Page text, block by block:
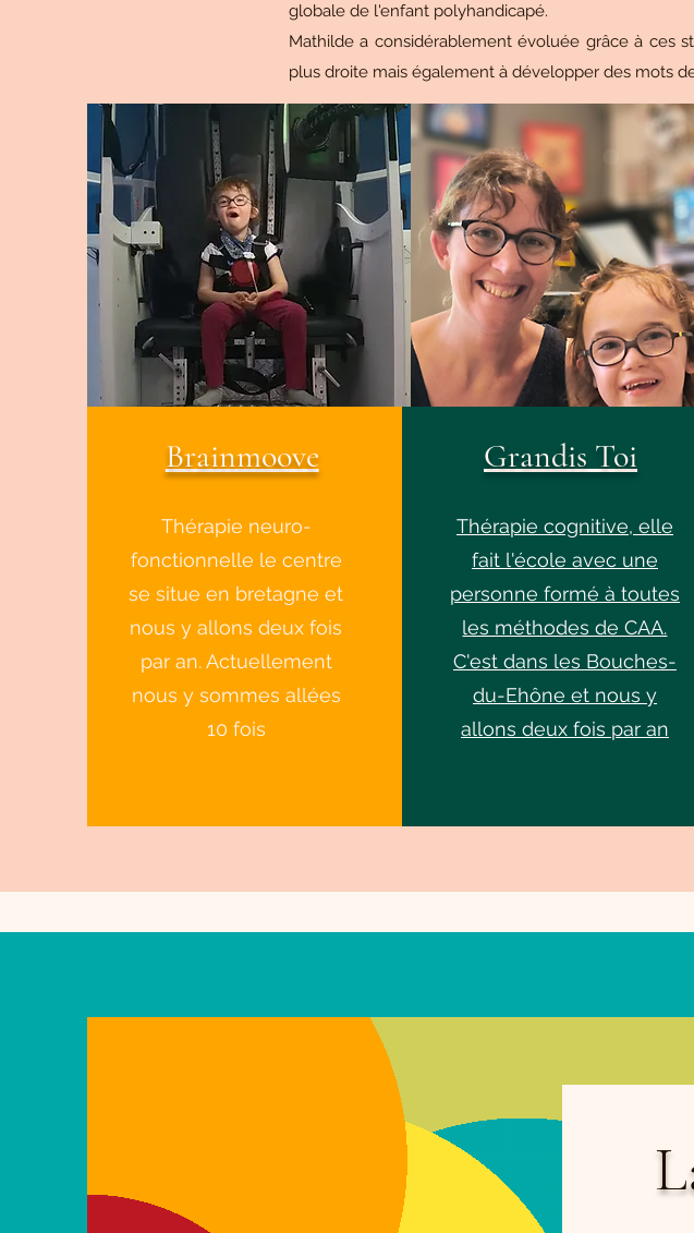
globale de l'enfant polyhandicapé.
Mathilde a considérablement évoluée grâce à ces
plus droite mais également à développer des mots
Brainmoove
Thérapie neuro-
fonctionnelle le centre
se situe en bretagne et
nous y allons deux fois
par an. Actuellement
nous y sommes allées
10 fois
Grandis Toi
Thérapie cognitive, elle
fait l'école avec une
personne formé à toutes
les méthodes de CAA.
C'est dans les Bouches-
du-Ehône et nous y
allons deux fois par an